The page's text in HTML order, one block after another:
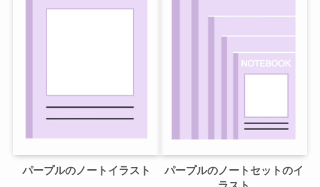
パープルのノートイラスト
パープルのノートセットのイ